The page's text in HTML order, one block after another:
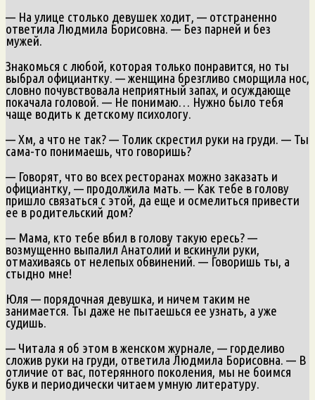
— На улице столько девушек ходит, — отстраненно
ответила Людмила Борисовна. — Без парней и без
мужей.
Знакомься с любой, которая только понравится, но ты
выбрал официантку. — женщина брезгливо сморщила нос,
словно почувствовала неприятный запах, и осуждающе
покачала головой. — Не понимаю… Нужно было тебя
чаще водить к детскому психологу.
— Хм, а что не так? — Толик скрестил руки на груди. — Ты
сама-то понимаешь, что говоришь?
— Говорят, что во всех ресторанах можно заказать и
официантку, — продолжила мать. — Как тебе в голову
пришло связаться с этой, да еще и осмелиться привести
ее в родительский дом?
— Мама, кто тебе вбил в голову такую ересь? —
возмущенно выпалил Анатолий и вскинули руки,
отмахиваясь от нелепых обвинений. — Говоришь ты, а
стыдно мне!
Юля — порядочная девушка, и ничем таким не
занимается. Ты даже не пытаешься ее узнать, а уже
судишь.
— Читала я об этом в женском журнале, — горделиво
сложив руки на груди, ответила Людмила Борисовна. — В
отличие от вас, потерянного поколения, мы не боимся
букв и периодически читаем умную литературу.